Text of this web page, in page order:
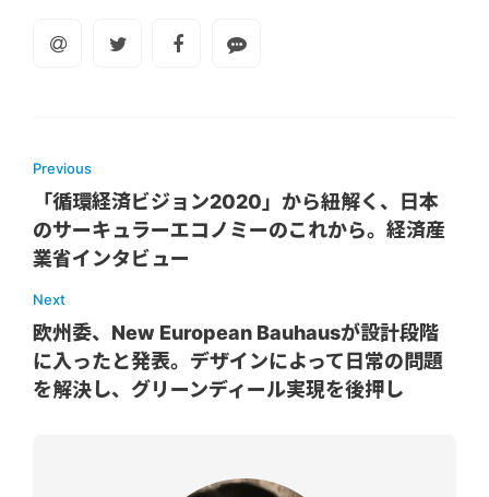
Previous
「循環経済ビジョン2020」から紐解く、日本
のサーキュラーエコノミーのこれから。経済産
業省インタビュー
Next
欧州委、New European Bauhausが設計段階
に入ったと発表。デザインによって日常の問題
を解決し、グリーンディール実現を後押し